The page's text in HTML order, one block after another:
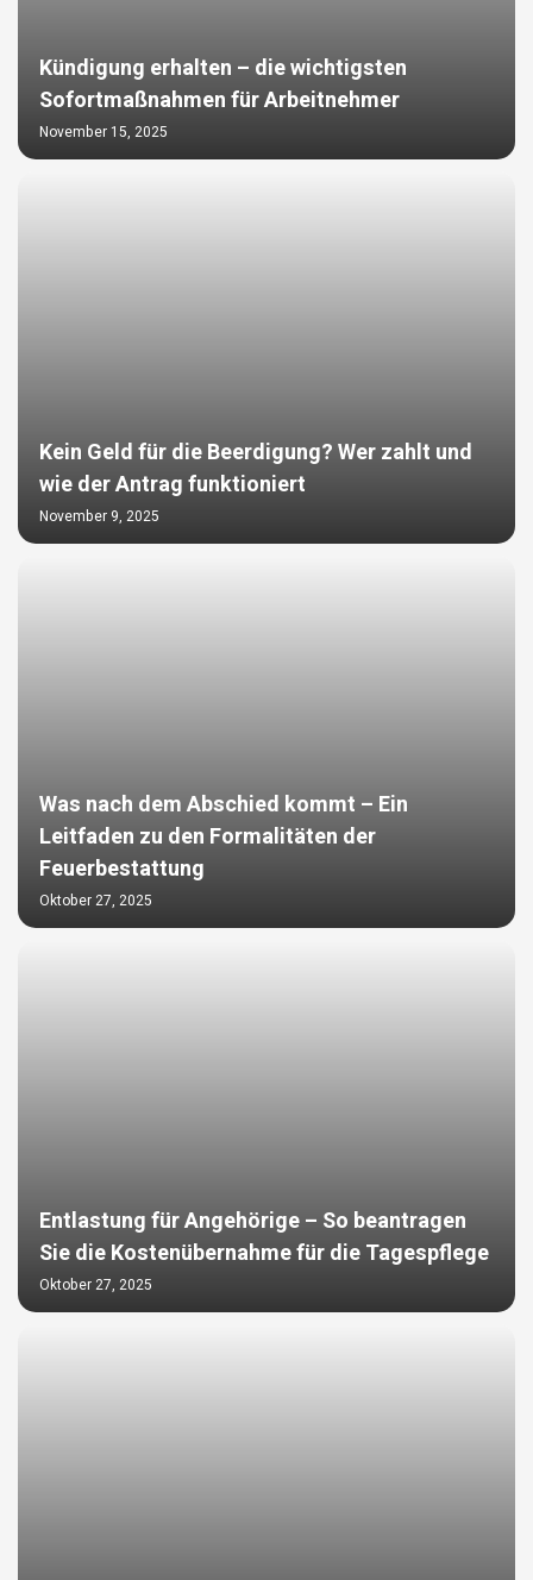
Kündigung erhalten – die wichtigsten
Sofortmaßnahmen für Arbeitnehmer
November 15, 2025
Kein Geld für die Beerdigung? Wer zahlt und
wie der Antrag funktioniert
November 9, 2025
Was nach dem Abschied kommt – Ein
Leitfaden zu den Formalitäten der
Feuerbestattung
Oktober 27, 2025
Entlastung für Angehörige – So beantragen
Sie die Kostenübernahme für die Tagespflege
Oktober 27, 2025